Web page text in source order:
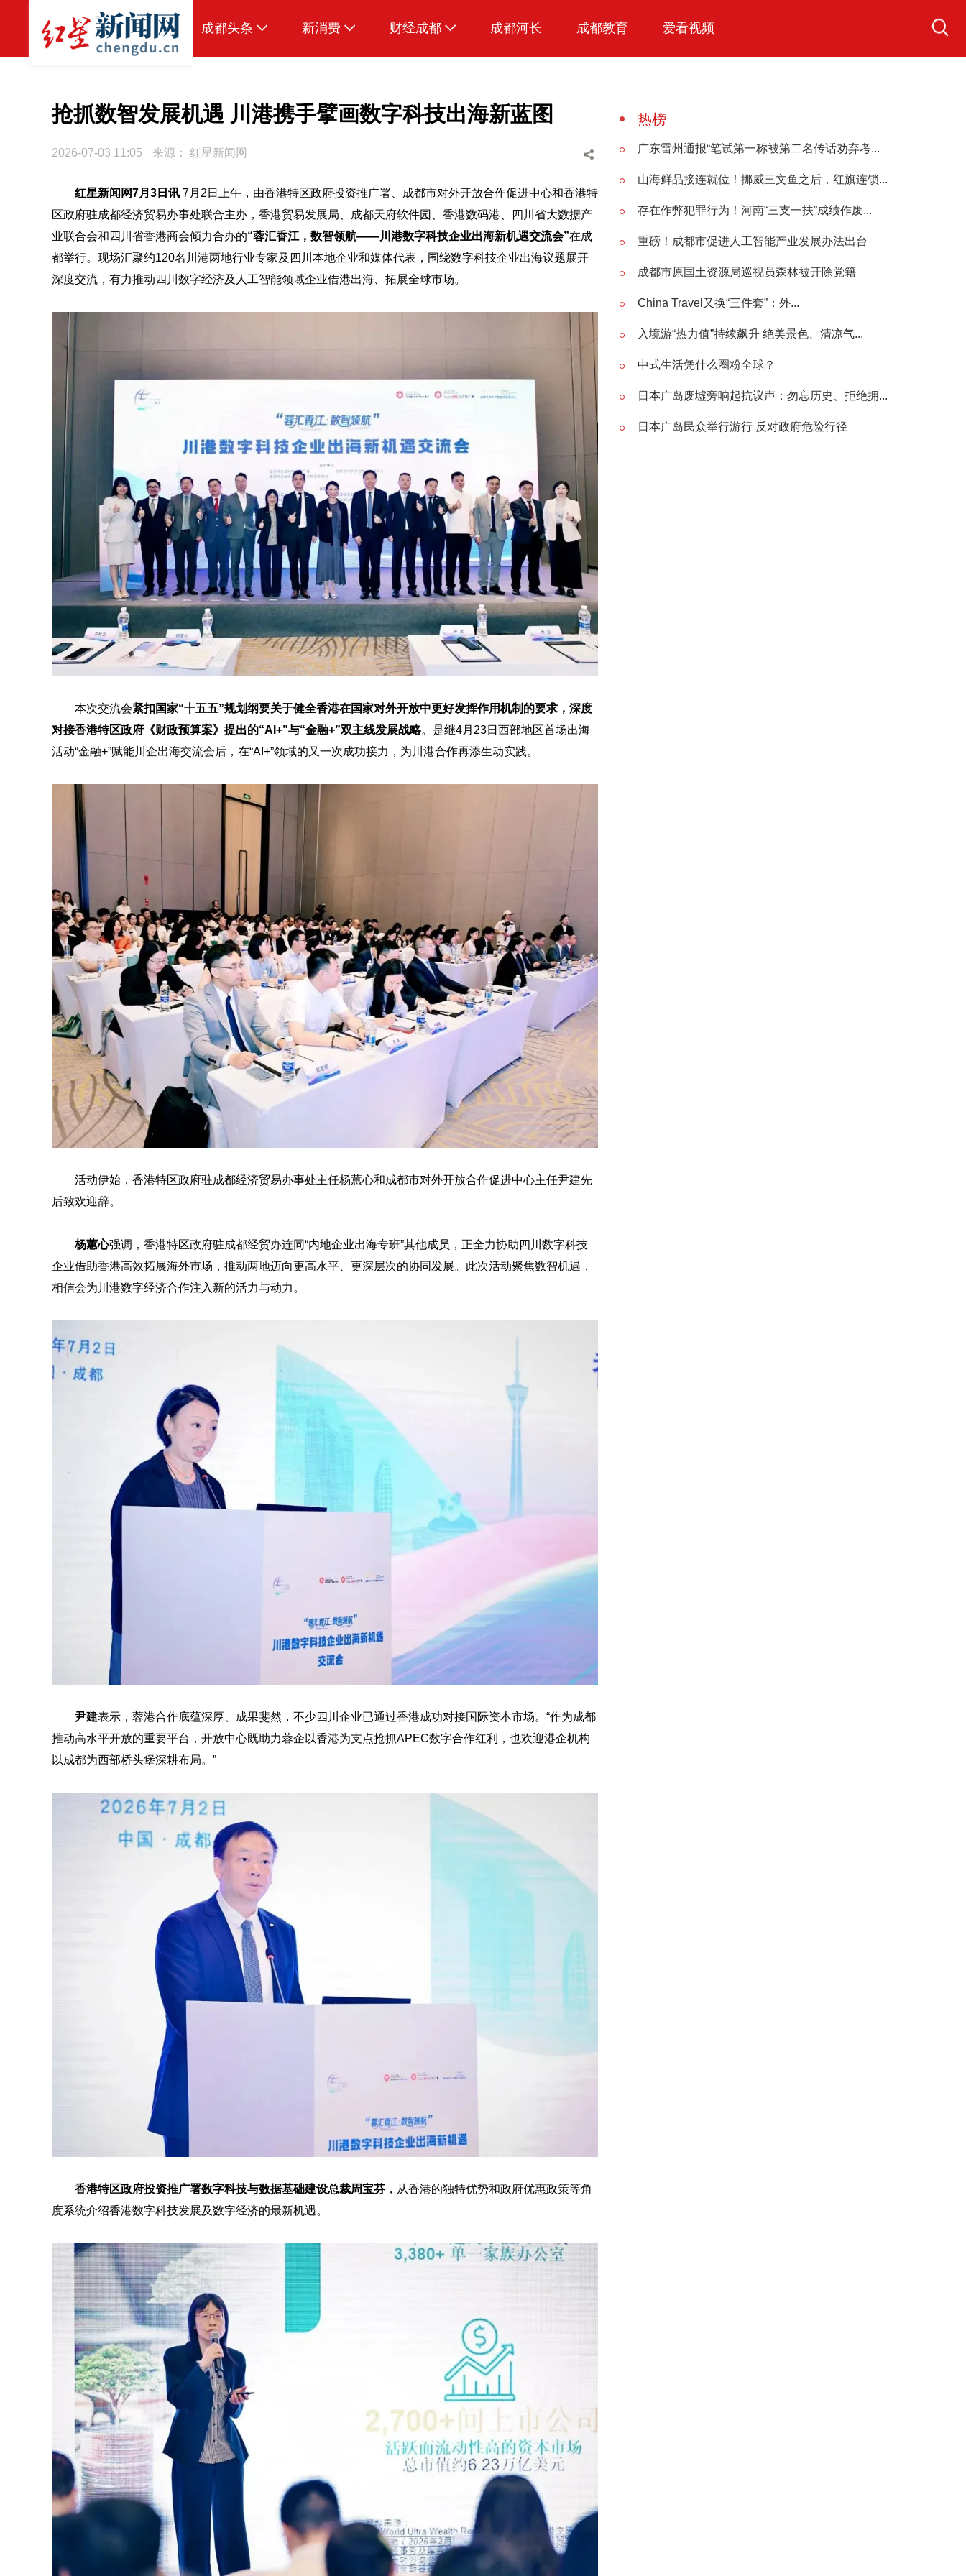
成都头条
本地
热点专题
公示
新消费 财经成都 成都河长 成都教育 爱看视频
抢抓数智发展机遇 川港携手擘画数字科技出海新蓝图
2026-07-03 11:05 来源： 红星新闻网
红星新闻网7月3日讯 7月2日上午，由香港特区政府投资推广署、成都市对外开放合作促进中心和香港特
区政府驻成都经济贸易办事处联合主办，香港贸易发展局、成都天府软件园、香港数码港、四川省大数据产
业联合会和四川省香港商会倾力合办的“蓉汇香江，数智领航——川港数字科技企业出海新机遇交流会”在成
都举行。现场汇聚约120名川港两地行业专家及四川本地企业和媒体代表，围绕数字科技企业出海议题展开
深度交流，有力推动四川数字经济及人工智能领域企业借港出海、拓展全球市场。
本次交流会紧扣国家“十五五”规划纲要关于健全香港在国家对外开放中更好发挥作用机制的要求，深度
对接香港特区政府《财政预算案》提出的“AI+”与“金融+”双主线发展战略。是继4月23日西部地区首场出海
活动“金融+”赋能川企出海交流会后，在“AI+”领域的又一次成功接力，为川港合作再添生动实践。
活动伊始，香港特区政府驻成都经济贸易办事处主任杨蕙心和成都市对外开放合作促进中心主任尹建先
后致欢迎辞。
杨蕙心强调，香港特区政府驻成都经贸办连同“内地企业出海专班”其他成员，正全力协助四川数字科技
企业借助香港高效拓展海外市场，推动两地迈向更高水平、更深层次的协同发展。此次活动聚焦数智机遇，
相信会为川港数字经济合作注入新的活力与动力。
尹建表示，蓉港合作底蕴深厚、成果斐然，不少四川企业已通过香港成功对接国际资本市场。“作为成都
推动高水平开放的重要平台，开放中心既助力蓉企以香港为支点抢抓APEC数字合作红利，也欢迎港企机构
以成都为西部桥头堡深耕布局。”
香港特区政府投资推广署数字科技与数据基础建设总裁周宝芬 ，从香港的独特优势和政府优惠政策等角
度系统介绍香港数字科技发展及数字经济的最新机遇。
热榜
广东雷州通报“笔试第一称被第二名传话劝弃考...
山海鲜品接连就位！挪威三文鱼之后，红旗连锁...
存在作弊犯罪行为！河南“三支一扶”成绩作废...
重磅！成都市促进人工智能产业发展办法出台
成都市原国土资源局巡视员森林被开除党籍
China Travel又换“三件套”：外...
入境游“热力值”持续飙升 绝美景色、清凉气...
中式生活凭什么圈粉全球？
日本广岛废墟旁响起抗议声：勿忘历史、拒绝拥...
日本广岛民众举行游行 反对政府危险行径